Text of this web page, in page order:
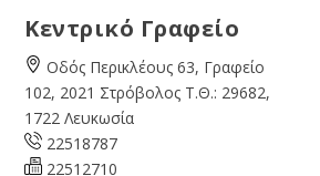
Κεντρικό Γραφείο
Οδός Περικλέους 63, Γραφείο
102, 2021 Στρόβολος Τ.Θ.: 29682,
1722 Λευκωσία
22518787
22512710